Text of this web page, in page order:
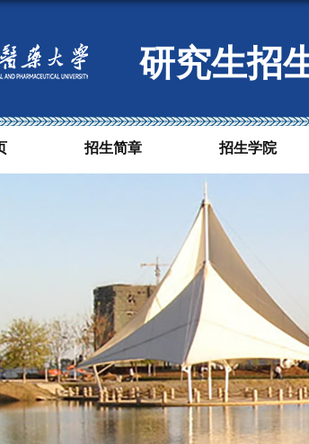
研究生招
招生简章 招生学院